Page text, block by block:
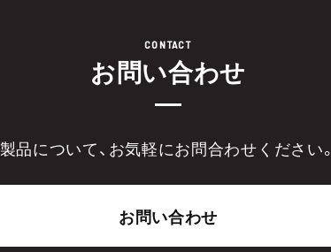
CONTACT
お問い合わせ
製品について、お気軽にお問合わせください。
お問い合わせ